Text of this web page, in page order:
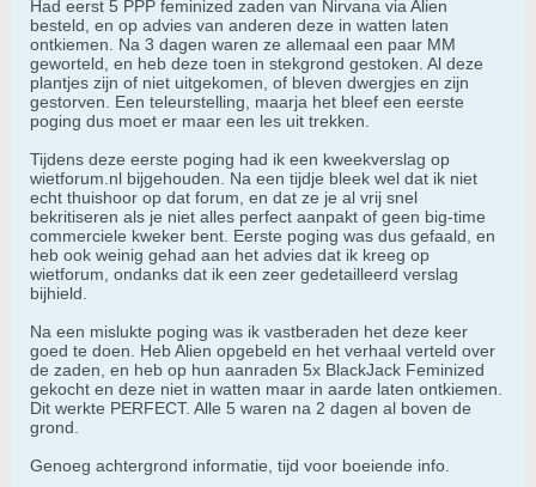
Had eerst 5 PPP feminized zaden van Nirvana via Alien
besteld, en op advies van anderen deze in watten laten
ontkiemen. Na 3 dagen waren ze allemaal een paar MM
geworteld, en heb deze toen in stekgrond gestoken. Al deze
plantjes zijn of niet uitgekomen, of bleven dwergjes en zijn
gestorven. Een teleurstelling, maarja het bleef een eerste
poging dus moet er maar een les uit trekken.
Tijdens deze eerste poging had ik een kweekverslag op
wietforum.nl bijgehouden. Na een tijdje bleek wel dat ik niet
echt thuishoor op dat forum, en dat ze je al vrij snel
bekritiseren als je niet alles perfect aanpakt of geen big-time
commerciele kweker bent. Eerste poging was dus gefaald, en
heb ook weinig gehad aan het advies dat ik kreeg op
wietforum, ondanks dat ik een zeer gedetailleerd verslag
bijhield.
Na een mislukte poging was ik vastberaden het deze keer
goed te doen. Heb Alien opgebeld en het verhaal verteld over
de zaden, en heb op hun aanraden 5x BlackJack Feminized
gekocht en deze niet in watten maar in aarde laten ontkiemen.
Dit werkte PERFECT. Alle 5 waren na 2 dagen al boven de
grond.
Genoeg achtergrond informatie, tijd voor boeiende info.